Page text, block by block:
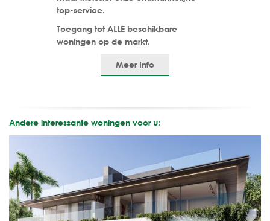
top-service.
Toegang tot ALLE beschikbare
woningen op de markt.
Meer Info
Andere interessante woningen voor u: